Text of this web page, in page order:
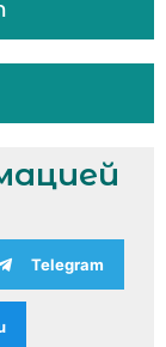
Telegram